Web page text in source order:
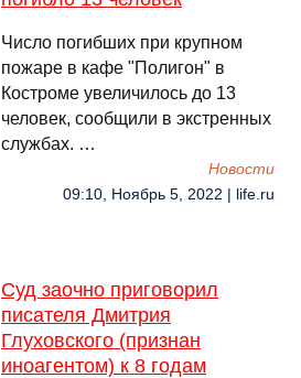
Число погибших при крупном
пожаре в кафе "Полигон" в
Костроме увеличилось до 13
человек, сообщили в экстренных
службах. …
Новости
09:10, Ноябрь 5, 2022 | life.ru
Суд заочно приговорил
писателя Дмитрия
Глуховского (признан
иноагентом) к 8 годам